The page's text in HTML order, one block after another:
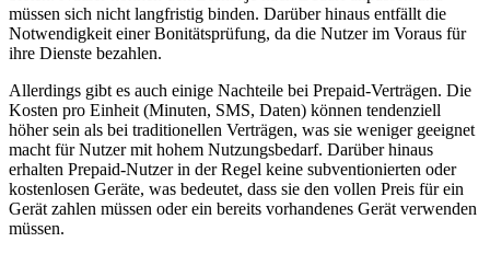
müssen sich nicht langfristig binden. Darüber hinaus entfällt die
Notwendigkeit einer Bonitätsprüfung, da die Nutzer im Voraus für
ihre Dienste bezahlen.
Allerdings gibt es auch einige Nachteile bei Prepaid-Verträgen. Die
Kosten pro Einheit (Minuten, SMS, Daten) können tendenziell
höher sein als bei traditionellen Verträgen, was sie weniger geeignet
macht für Nutzer mit hohem Nutzungsbedarf. Darüber hinaus
erhalten Prepaid-Nutzer in der Regel keine subventionierten oder
kostenlosen Geräte, was bedeutet, dass sie den vollen Preis für ein
Gerät zahlen müssen oder ein bereits vorhandenes Gerät verwenden
müssen.